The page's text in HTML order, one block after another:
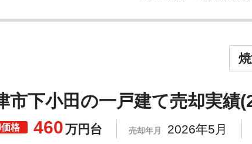
市下小田の一戸建て売却実績
格 460万円台 売却年月 2026年5月